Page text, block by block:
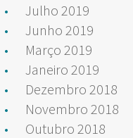
Julho 2019
Junho 2019
Março 2019
Janeiro 2019
Dezembro 2018
Novembro 2018
Outubro 2018